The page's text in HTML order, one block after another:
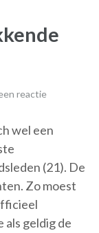
reactie
wel een
(21). De
Zo moest
geldig de